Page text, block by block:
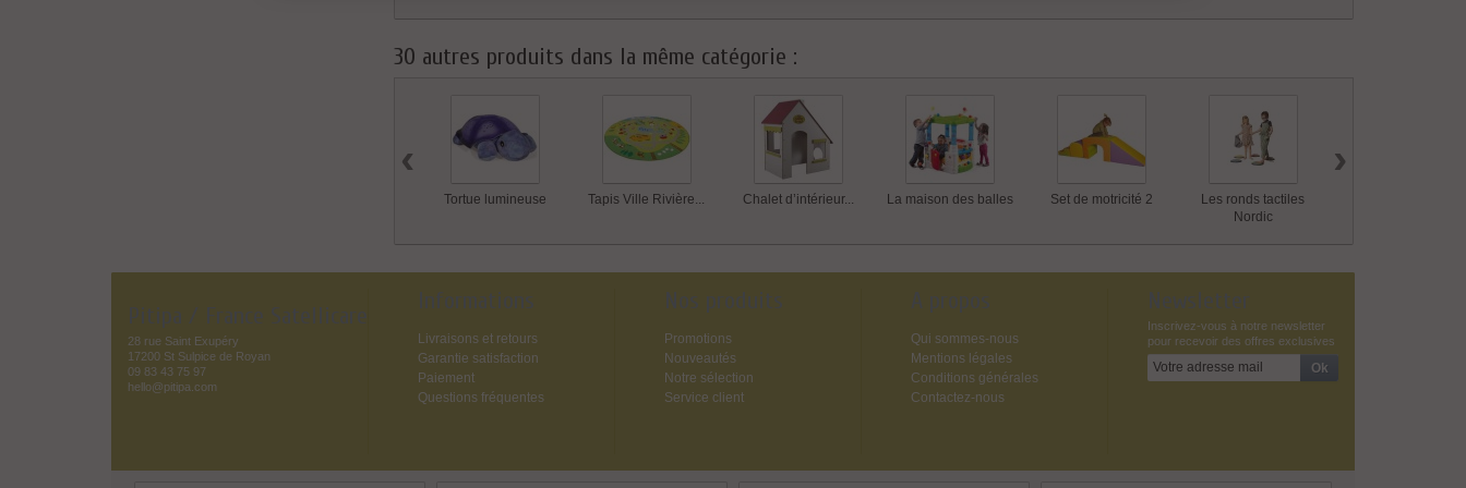
30 autres produits dans la même catégorie :
Tortue lumineuse Tapis Ville Rivière... Chalet d’intérieur... La maison des balles Set de motricité 2
Les ronds tactiles
Nordic
‹ ›
Pitipa / France Satellicare
28 rue Saint Exupéry
17200 St Sulpice de Royan
09 83 43 75 97
hello@pitipa.com
Informations
Livraisons et retours
Garantie satisfaction
Paiement
Questions fréquentes
Nos produits
Promotions
Nouveautés
Notre sélection
Service client
A propos
Qui sommes-nous
Mentions légales
Conditions générales
Contactez-nous
Newsletter
Inscrivez-vous à notre newsletter
pour recevoir des offres exclusives